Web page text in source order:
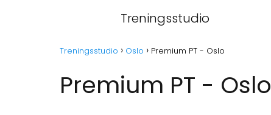
Treningsstudio
Treningsstudio Oslo Premium PT - Oslo
Premium PT - Oslo